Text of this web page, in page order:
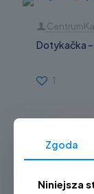
Dotykačka
1
Zgoda
Niniejsza